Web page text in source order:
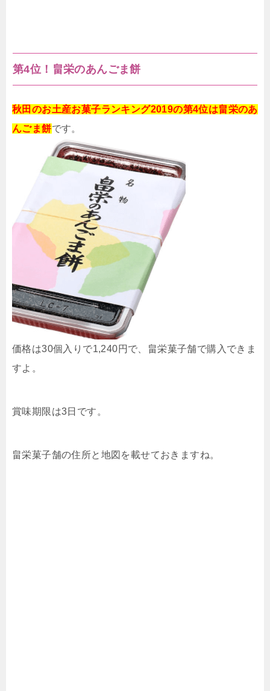
第4位！畠栄のあんごま餅
秋田のお土産お菓子ランキング2019の第4位は畠栄のあ
んごま餅です。
価格は30個入りで1,240円で、畠栄菓子舗で購入できま
すよ。
賞味期限は3日です。
畠栄菓子舗の住所と地図を載せておきますね。